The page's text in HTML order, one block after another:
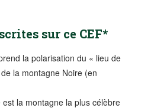
sur ce CEF*
la polarisation du « lieu de
la montagne Noire (en
la montagne la plus célèbre